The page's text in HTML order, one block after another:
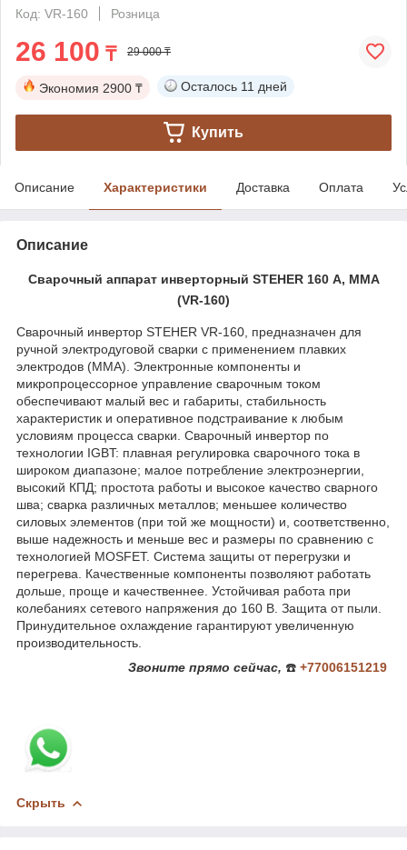
Код: VR-160
Розница
26 100 ₸ 29 000 ₸
Экономия 2900 ₸ Осталось 11 дней
Купить
Описание Характеристики Доставка Оплата
Описание
Сварочный аппарат инверторный STEHER 160 А, ММА
(VR-160)
Сварочный инвертор STEHER VR-160, предназначен для
ручной электродуговой сварки с применением плавких
электродов (ММА). Электронные компоненты и
микропроцессорное управление сварочным током
обеспечивают малый вес и габариты, стабильность
характеристик и оперативное подстраивание к любым
условиям процесса сварки. Сварочный инвертор по
технологии IGBT: плавная регулировка сварочного тока в
широком диапазоне; малое потребление электроэнергии,
высокий КПД; простота работы и высокое качество сварного
шва; сварка различных металлов; меньшее количество
силовых элементов (при той же мощности) и, соответственно,
выше надежность и меньше вес и размеры по сравнению с
технологией MOSFET. Система защиты от перегрузки и
перегрева. Качественные компоненты позволяют работать
дольше, проще и качественнее. Устойчивая работа при
колебаниях сетевого напряжения до 160 В. Защита от пыли.
Принудительное охлаждение гарантируют увеличенную
производительность.
Звоните прямо сейчас, ☎️ +77006151219
Скрыть